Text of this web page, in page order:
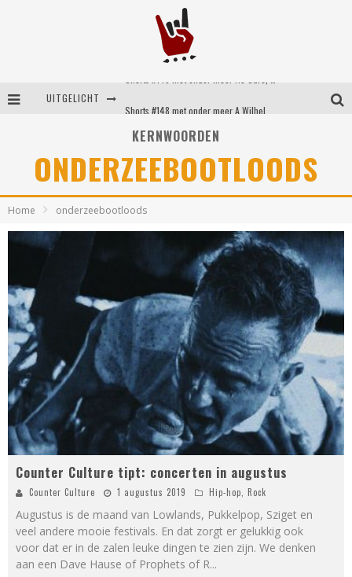
UITGELICHT
Britse emorockers van Basement maken tweede comeback met het indrukwekkende ‘Wired’
KERNWOORDEN
ONDERZEEBOOTLOODS
Home onderzeebootloods
Counter Culture tipt: concerten in augustus
Counter Culture 1 augustus 2019 Hip-hop, Rock
Augustus is de maand van Lowlands, Pukkelpop, Sziget en
veel andere mooie festivals. En dat zorgt er gelukkig ook
voor dat er in de zalen leuke dingen te zien zijn. We denken
aan een Dave Hause of Prophets of R...